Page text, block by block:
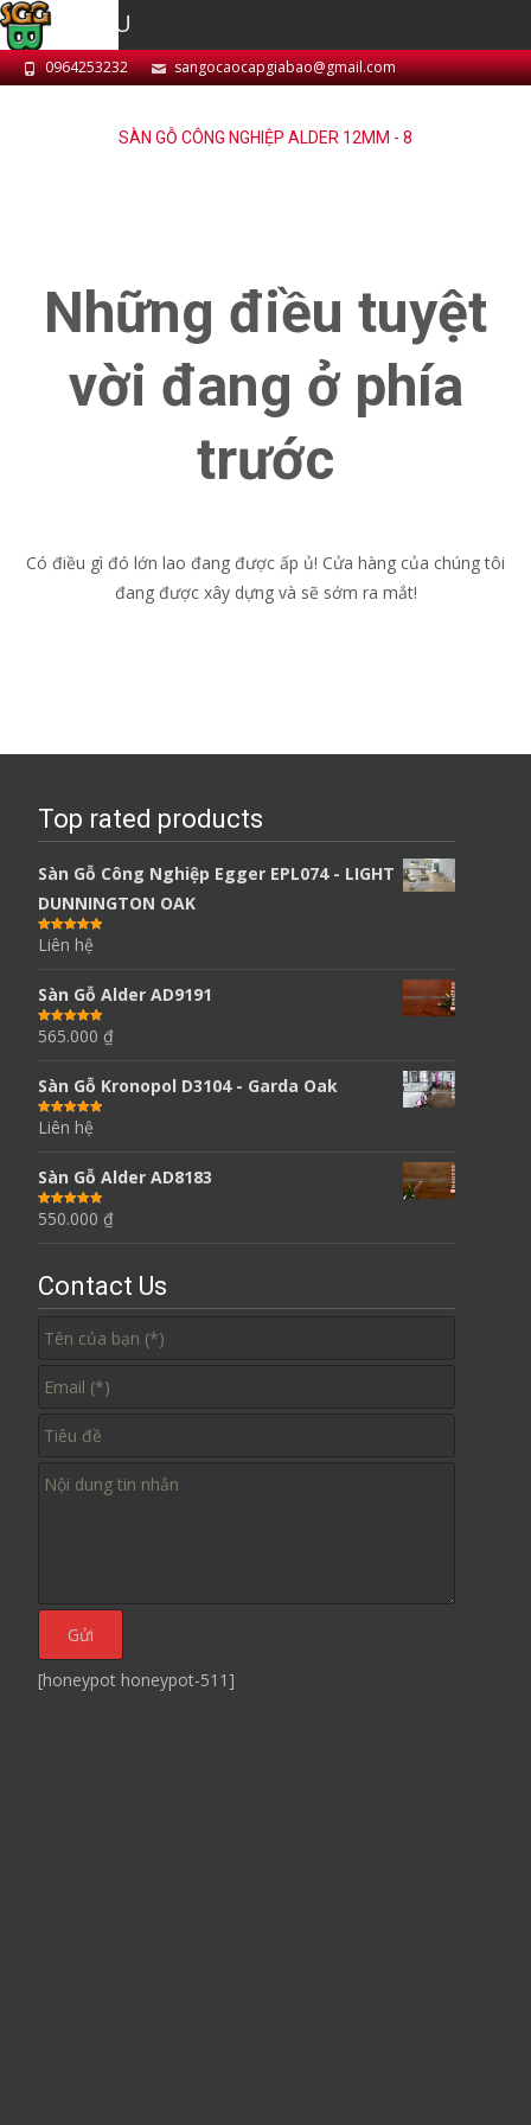
0964253232 sangocaocapgiabao@gmail.com
SÀN GỖ CÔNG NGHIỆP ALDER 12MM - 8
Những điều tuyệt
vời đang ở phía
trước
Có điều gì đó lớn lao đang được ấp ủ! Cửa hàng của chúng tôi
đang được xây dựng và sẽ sớm ra mắt!
Top rated products
Sàn Gỗ Công Nghiệp Egger EPL074 - LIGHT
DUNNINGTON OAK
Được xếp
hạng 5.00 5
Liên hệ
Sàn Gỗ Alder AD9191
Được xếp
hạng5.005
565.000 ₫
Sàn Gỗ Kronopol D3104 - Garda Oak
Được xếp
hạng 5.00 5
Liên hệ
Sàn Gỗ Alder AD8183
Được xếp
hạng5.005
550.000 ₫
Contact Us
[honeypot honeypot-511]
MENU